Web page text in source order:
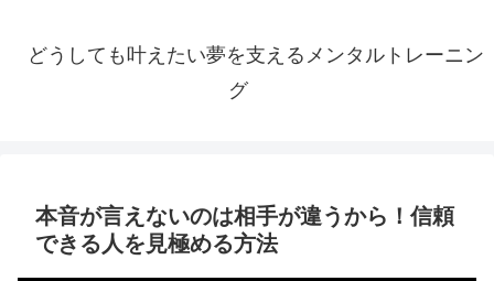
どうしても叶えたい夢を支えるメンタルトレーニン
グ
本音が言えないのは相手が違うから！信頼
できる人を見極める方法